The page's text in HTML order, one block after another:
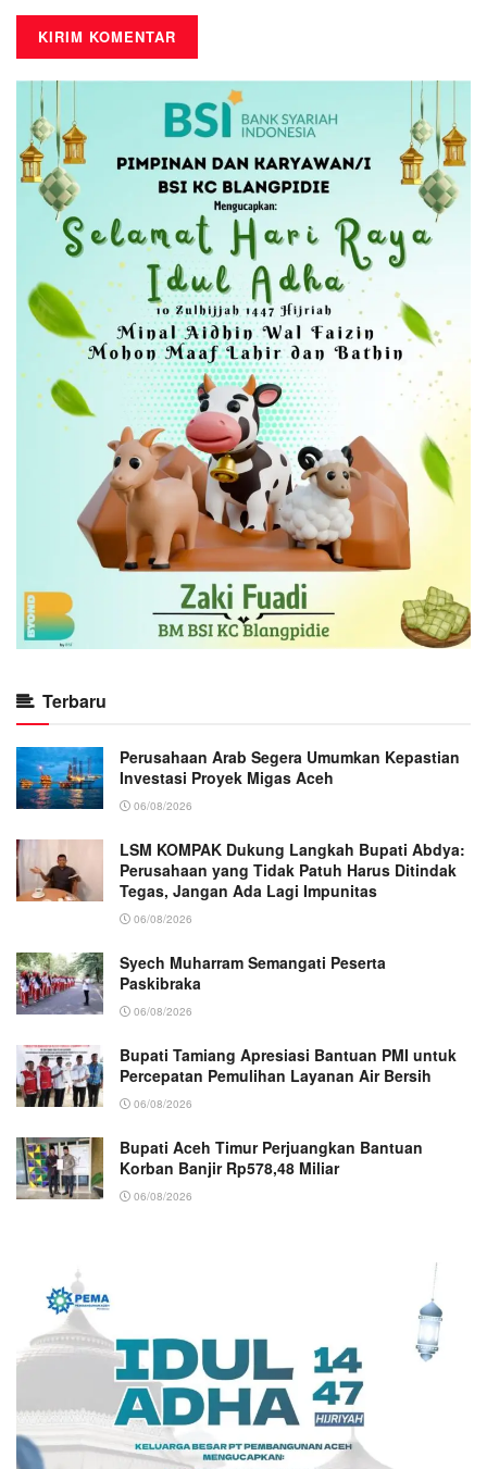
Terbaru
Perusahaan Arab Segera Umumkan Kepastian
Investasi Proyek Migas Aceh
06/08/2026
LSM KOMPAK Dukung Langkah Bupati Abdya:
Perusahaan yang Tidak Patuh Harus Ditindak
Tegas, Jangan Ada Lagi Impunitas
06/08/2026
Syech Muharram Semangati Peserta
Paskibraka
06/08/2026
Bupati Tamiang Apresiasi Bantuan PMI untuk
Percepatan Pemulihan Layanan Air Bersih
06/08/2026
Bupati Aceh Timur Perjuangkan Bantuan
Korban Banjir Rp578,48 Miliar
06/08/2026